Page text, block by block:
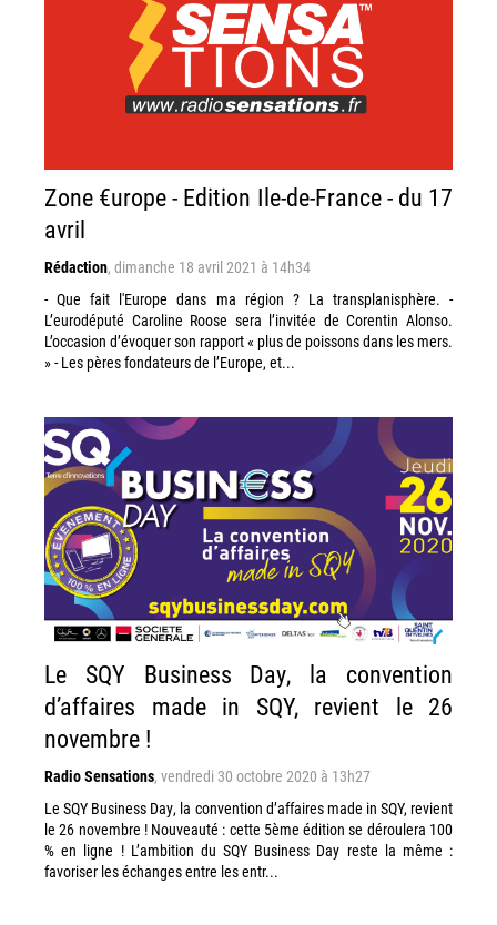
Zone €urope - Edition Ile-de-France - du 17
avril
Rédaction, dimanche 18 avril 2021 à 14h34
- Que fait l'Europe dans ma région ? La transplanisphère. -
L’eurodéputé Caroline Roose sera l’invitée de Corentin Alonso.
L’occasion d’évoquer son rapport « plus de poissons dans les mers.
» - Les pères fondateurs de l’Europe, et...
Le SQY Business Day, la convention
d’affaires made in SQY, revient le 26
novembre !
Radio Sensations, vendredi 30 octobre 2020 à 13h27
Le SQY Business Day, la convention d’affaires made in SQY, revient
le 26 novembre ! Nouveauté : cette 5ème édition se déroulera 100
% en ligne ! L’ambition du SQY Business Day reste la même :
favoriser les échanges entre les entr...